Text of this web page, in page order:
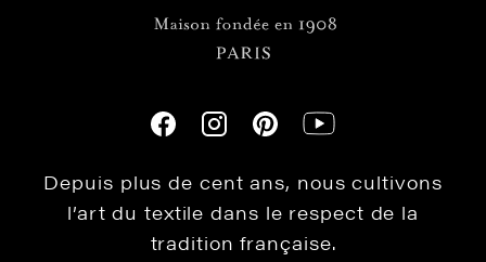
Depuis plus de cent ans, nous cultivons
l’art du textile dans le respect de la
tradition française.